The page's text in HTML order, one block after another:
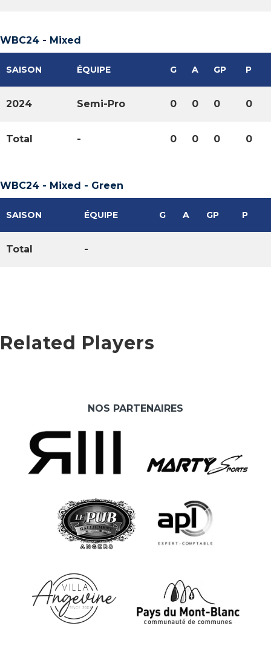
WBC24 - Mixed
SAISON ÉQUIPE G A GP P
2024 Semi-Pro 0 0 0 0
Total - 0 0 0 0
WBC24 - Mixed - Green
SAISON ÉQUIPE G A GP P
Total -
Related Players
NOS PARTENAIRES